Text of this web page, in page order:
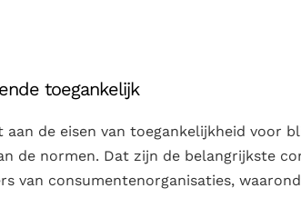
toegankelijk
de eisen van toegankelijkheid voor
de normen. Dat zijn de belangrijkste
van consumentenorganisaties,